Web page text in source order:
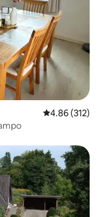
Calificación
4.86 (312)